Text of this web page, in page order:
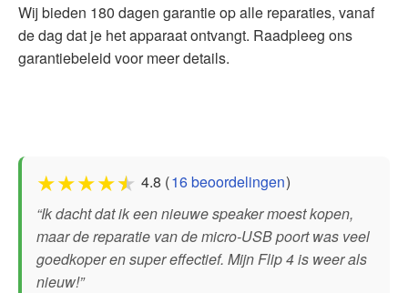
Wij bieden 180 dagen garantie op alle reparaties, vanaf
de dag dat je het apparaat ontvangt. Raadpleeg ons
garantiebeleid voor meer details.
★★★★★ 4.8 (16 beoordelingen)
“Ik dacht dat ik een nieuwe speaker moest kopen,
maar de reparatie van de micro-USB poort was veel
goedkoper en super effectief. Mijn Flip 4 is weer als
nieuw!”